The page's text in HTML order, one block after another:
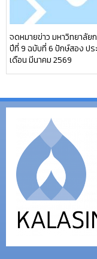
จดหมายข่าว มหาวิทยาลัย
ปีที่ 9 ฉบับที่ 6 ปักษ์สอง ปร
เดือน มีนาคม 2569